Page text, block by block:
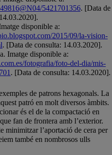
5421701356. [Data de
disponible a:
2015/09/la-vision-
. [Data de consulta: 14.03.2020].
Imatge disponible a:
fotografia/foto-del-dia/mis-
. [Data de consulta: 14.03.2020].
de patrons hexagonals. La
patró en molt diversos àmbits.
és el de la compactació en
fan de frontera amb l’exterior.
minimitzar l’aportació de cera per
també en nombrosos ulls